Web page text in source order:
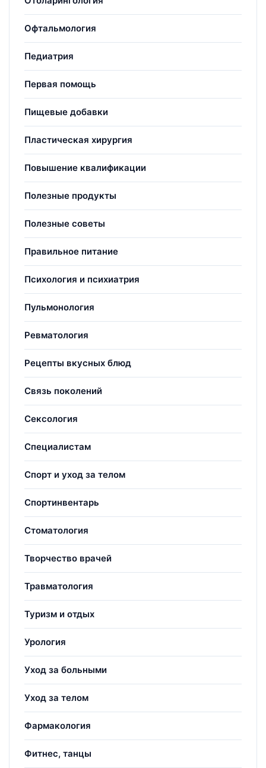
Офтальмология
Педиатрия
Первая помощь
Пищевые добавки
Пластическая хирургия
Повышение квалификации
Полезные продукты
Полезные советы
Правильное питание
Психология и психиатрия
Пульмонология
Ревматология
Рецепты вкусных блюд
Связь поколений
Сексология
Специалистам
Спорт и уход за телом
Спортинвентарь
Стоматология
Творчество врачей
Травматология
Туризм и отдых
Урология
Уход за больными
Уход за телом
Фармакология
Фитнес, танцы